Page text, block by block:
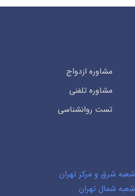
مشاوره ازدواج
مشاوره تلفنی
تست روانشناسی
شعبه شرق و مرکز تهران
شعبه شمال تهران